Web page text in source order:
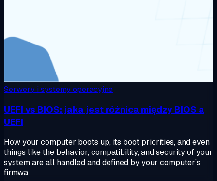
Serwery i systemy operacyjne
UEFI vs BIOS: jaka jest różnica między BIOS a
UEFI
How your computer boots up, its boot priorities, and even
things like the behavior, compatibility, and security of your
system are all handled and defined by your computer’s
firmwa